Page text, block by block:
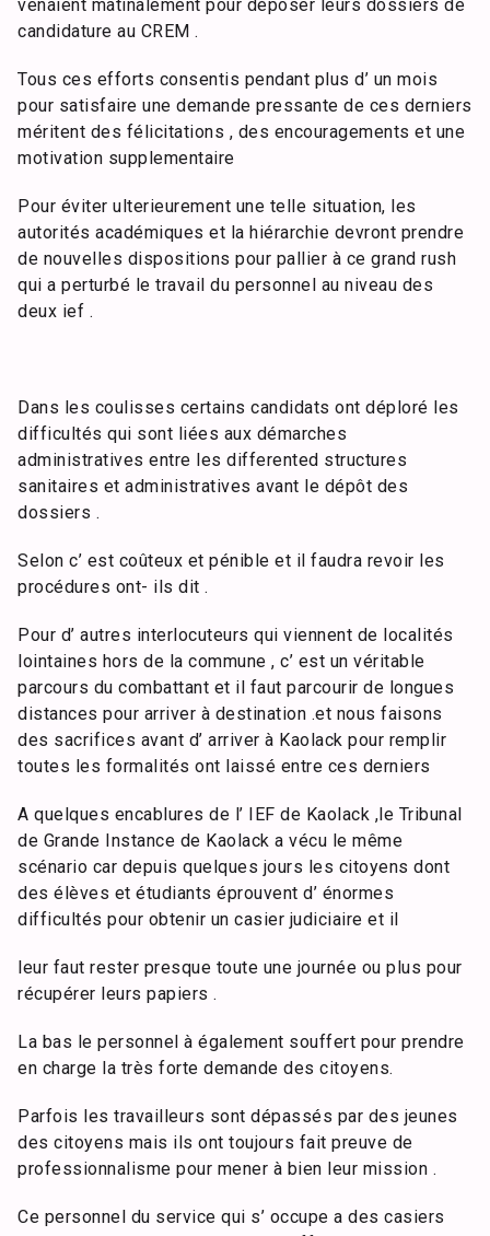
venaient matinalement pour déposer leurs dossiers de
candidature au CREM .
Tous ces efforts consentis pendant plus d’ un mois
pour satisfaire une demande pressante de ces derniers
méritent des félicitations , des encouragements et une
motivation supplementaire
Pour éviter ulterieurement une telle situation, les
autorités académiques et la hiérarchie devront prendre
de nouvelles dispositions pour pallier à ce grand rush
qui a perturbé le travail du personnel au niveau des
deux ief .
Dans les coulisses certains candidats ont déploré les
difficultés qui sont liées aux démarches
administratives entre les differented structures
sanitaires et administratives avant le dépôt des
dossiers .
Selon c’ est coûteux et pénible et il faudra revoir les
procédures ont- ils dit .
Pour d’ autres interlocuteurs qui viennent de localités
lointaines hors de la commune , c’ est un véritable
parcours du combattant et il faut parcourir de longues
distances pour arriver à destination .et nous faisons
des sacrifices avant d’ arriver à Kaolack pour remplir
toutes les formalités ont laissé entre ces derniers
A quelques encablures de l’ IEF de Kaolack ,le Tribunal
de Grande Instance de Kaolack a vécu le même
scénario car depuis quelques jours les citoyens dont
des élèves et étudiants éprouvent d’ énormes
difficultés pour obtenir un casier judiciaire et il
leur faut rester presque toute une journée ou plus pour
récupérer leurs papiers .
La bas le personnel à également souffert pour prendre
en charge la très forte demande des citoyens.
Parfois les travailleurs sont dépassés par des jeunes
des citoyens mais ils ont toujours fait preuve de
professionnalisme pour mener à bien leur mission .
Ce personnel du service qui s’ occupe a des casiers